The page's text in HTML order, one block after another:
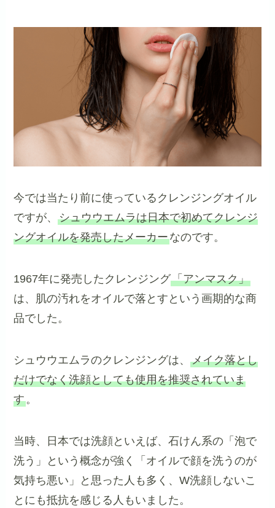
今では当たり前に使っているクレンジングオイル
ですが、シュウウエムラは日本で初めてクレンジ
ングオイルを発売したメーカーなのです。
1967年に発売したクレンジング「アンマスク」
は、肌の汚れをオイルで落とすという画期的な商
品でした。
シュウウエムラのクレンジングは、メイク落とし
だけでなく洗顔としても使用を推奨されていま
す。
当時、日本では洗顔といえば、石けん系の「泡で
洗う」という概念が強く「オイルで顔を洗うのが
気持ち悪い」と思った人も多く、W洗顔しないこ
とにも抵抗を感じる人もいました。